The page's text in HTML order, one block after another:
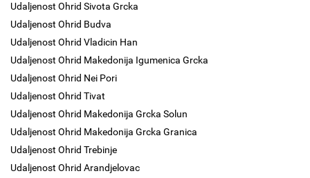
Udaljenost Ohrid Sivota Grcka
Udaljenost Ohrid Budva
Udaljenost Ohrid Vladicin Han
Udaljenost Ohrid Makedonija Igumenica Grcka
Udaljenost Ohrid Nei Pori
Udaljenost Ohrid Tivat
Udaljenost Ohrid Makedonija Grcka Solun
Udaljenost Ohrid Makedonija Grcka Granica
Udaljenost Ohrid Trebinje
Udaljenost Ohrid Arandjelovac